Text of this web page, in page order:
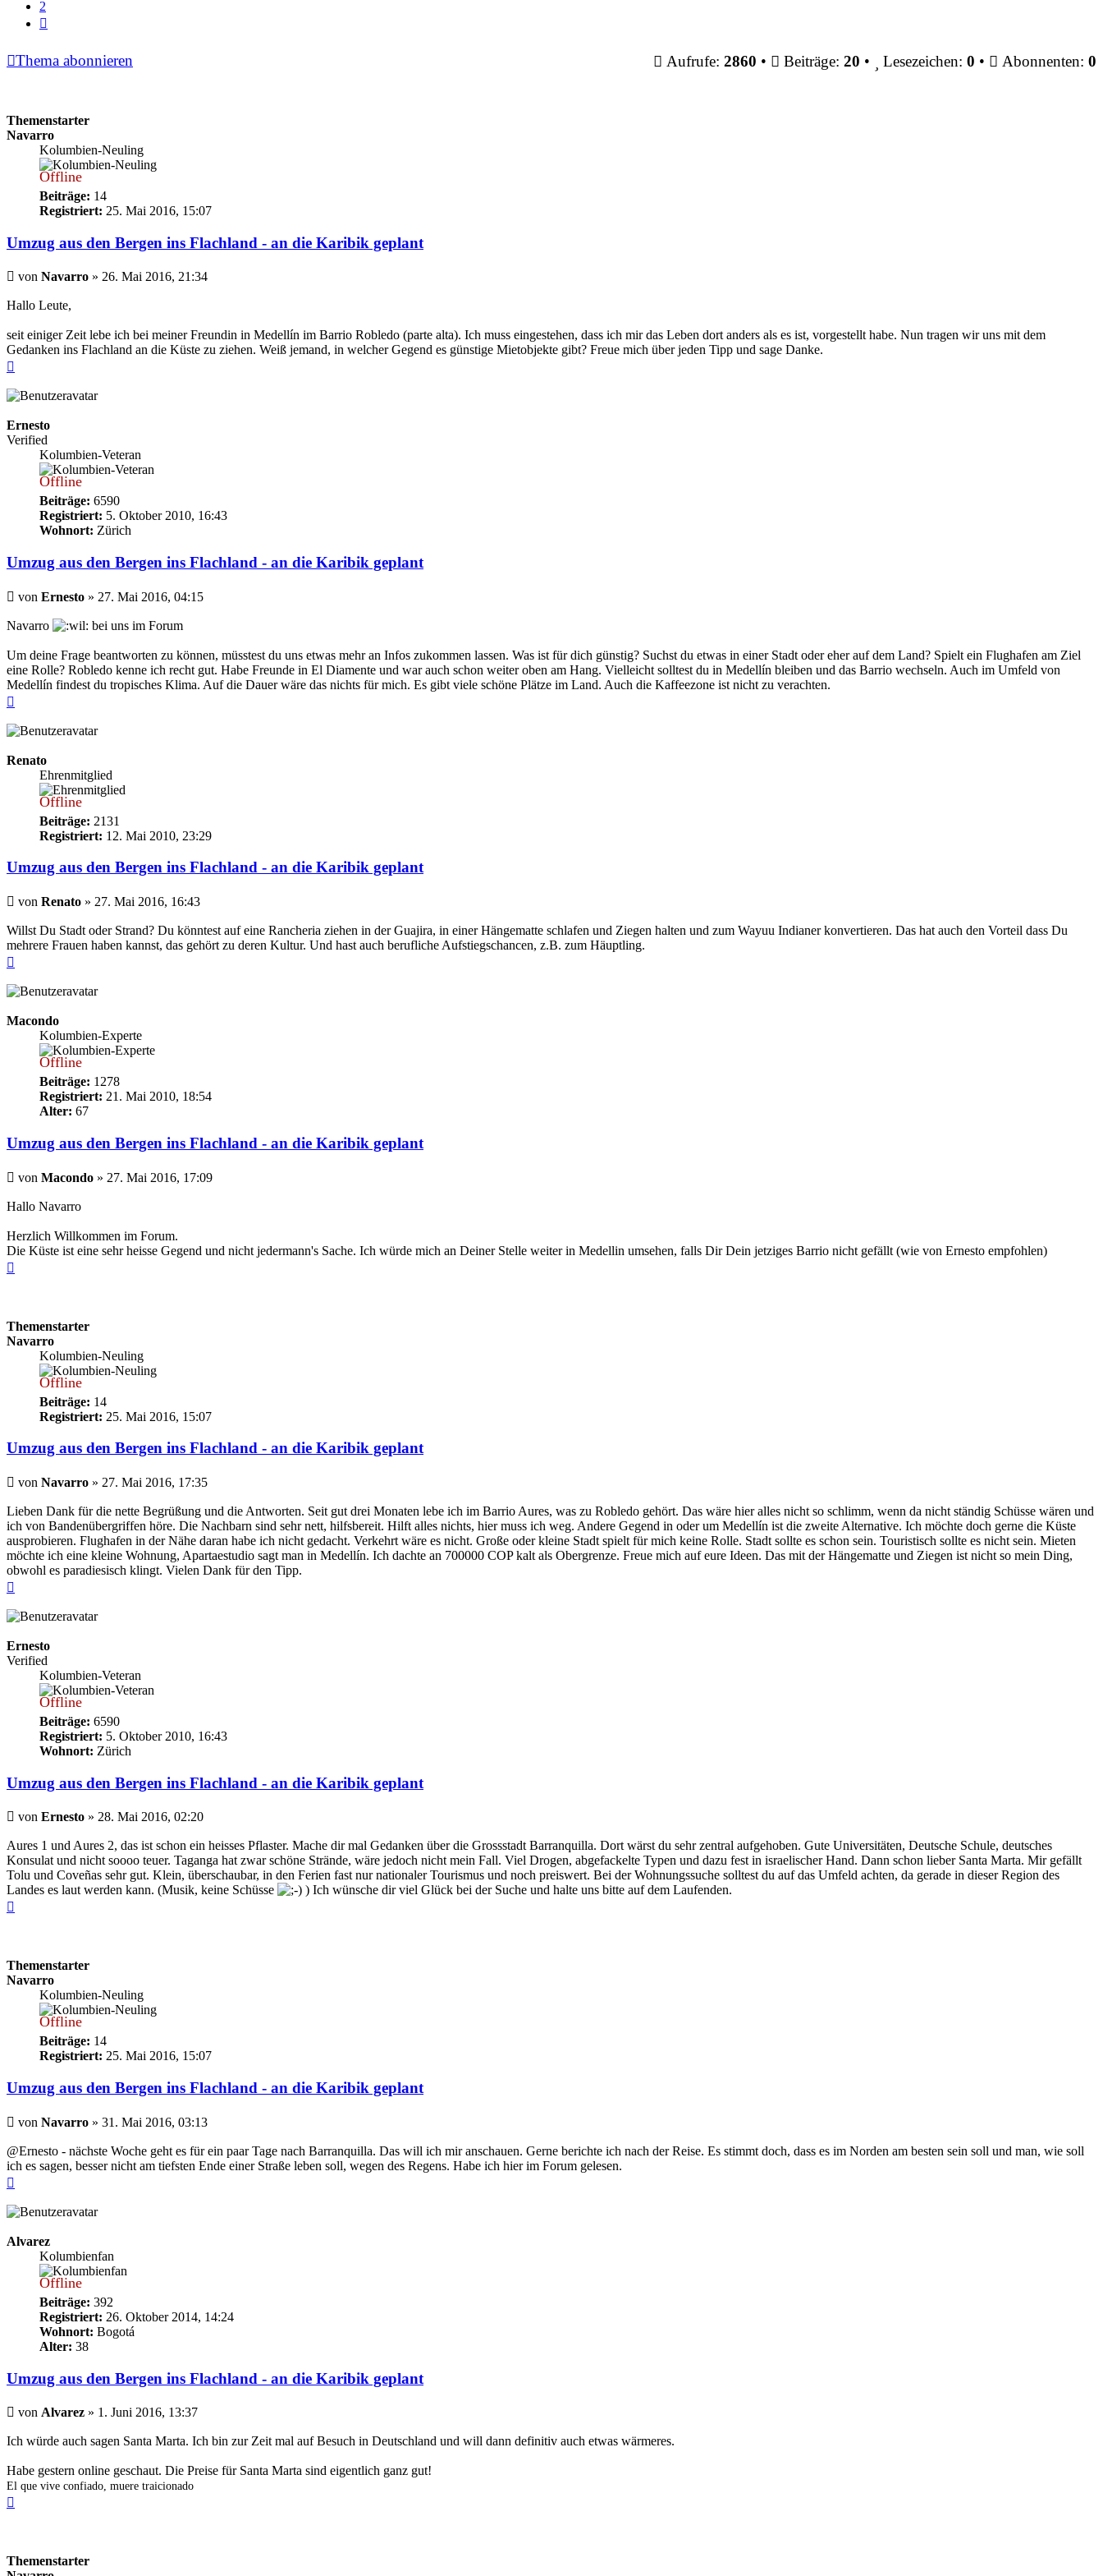
2
Thema abonnieren Aufrufe: 2860 • Beiträge: 20 • Lesezeichen: 0 • Abonnenten: 0
Themenstarter
Navarro
Kolumbien-Neuling
Offline
Beiträge: 14
Registriert: 25. Mai 2016, 15:07
Umzug aus den Bergen ins Flachland - an die Karibik geplant
Beitrag
von Navarro » 26. Mai 2016, 21:34
Hallo Leute,
seit einiger Zeit lebe ich bei meiner Freundin in Medellín im Barrio Robledo (parte alta). Ich muss eingestehen, dass ich mir das Leben dort anders als es ist, vorgestellt habe. Nun tragen wir uns mit dem
Gedanken ins Flachland an die Küste zu ziehen. Weiß jemand, in welcher Gegend es günstige Mietobjekte gibt? Freue mich über jeden Tipp und sage Danke.
Ernesto
Verified
Kolumbien-Veteran
Offline
Beiträge: 6590
Registriert: 5. Oktober 2010, 16:43
Wohnort: Zürich
Umzug aus den Bergen ins Flachland - an die Karibik geplant
Beitrag
von Ernesto » 27. Mai 2016, 04:15
Navarro bei uns im Forum
Um deine Frage beantworten zu können, müsstest du uns etwas mehr an Infos zukommen lassen. Was ist für dich günstig? Suchst du etwas in einer Stadt oder eher auf dem Land? Spielt ein Flughafen am Ziel
eine Rolle? Robledo kenne ich recht gut. Habe Freunde in El Diamente und war auch schon weiter oben am Hang. Vielleicht solltest du in Medellín bleiben und das Barrio wechseln. Auch im Umfeld von
Medellín findest du tropisches Klima. Auf die Dauer wäre das nichts für mich. Es gibt viele schöne Plätze im Land. Auch die Kaffeezone ist nicht zu verachten.
Renato
Ehrenmitglied
Offline
Beiträge: 2131
Registriert: 12. Mai 2010, 23:29
Umzug aus den Bergen ins Flachland - an die Karibik geplant
Beitrag
von Renato » 27. Mai 2016, 16:43
Willst Du Stadt oder Strand? Du könntest auf eine Rancheria ziehen in der Guajira, in einer Hängematte schlafen und Ziegen halten und zum Wayuu Indianer konvertieren. Das hat auch den Vorteil dass Du
mehrere Frauen haben kannst, das gehört zu deren Kultur. Und hast auch berufliche Aufstiegschancen, z.B. zum Häuptling.
Macondo
Kolumbien-Experte
Offline
Beiträge: 1278
Registriert: 21. Mai 2010, 18:54
Alter: 67
Umzug aus den Bergen ins Flachland - an die Karibik geplant
Beitrag
von Macondo » 27. Mai 2016, 17:09
Hallo Navarro
Herzlich Willkommen im Forum.
Die Küste ist eine sehr heisse Gegend und nicht jedermann's Sache. Ich würde mich an Deiner Stelle weiter in Medellin umsehen, falls Dir Dein jetziges Barrio nicht gefällt (wie von Ernesto empfohlen)
Themenstarter
Navarro
Kolumbien-Neuling
Offline
Beiträge: 14
Registriert: 25. Mai 2016, 15:07
Umzug aus den Bergen ins Flachland - an die Karibik geplant
Beitrag
von Navarro » 27. Mai 2016, 17:35
Lieben Dank für die nette Begrüßung und die Antworten. Seit gut drei Monaten lebe ich im Barrio Aures, was zu Robledo gehört. Das wäre hier alles nicht so schlimm, wenn da nicht ständig Schüsse wären und
ich von Bandenübergriffen höre. Die Nachbarn sind sehr nett, hilfsbereit. Hilft alles nichts, hier muss ich weg. Andere Gegend in oder um Medellín ist die zweite Alternative. Ich möchte doch gerne die Küste
ausprobieren. Flughafen in der Nähe daran habe ich nicht gedacht. Verkehrt wäre es nicht. Große oder kleine Stadt spielt für mich keine Rolle. Stadt sollte es schon sein. Touristisch sollte es nicht sein. Mieten
möchte ich eine kleine Wohnung, Apartaestudio sagt man in Medellín. Ich dachte an 700000 COP kalt als Obergrenze. Freue mich auf eure Ideen. Das mit der Hängematte und Ziegen ist nicht so mein Ding,
obwohl es paradiesisch klingt. Vielen Dank für den Tipp.
Ernesto
Verified
Kolumbien-Veteran
Offline
Beiträge: 6590
Registriert: 5. Oktober 2010, 16:43
Wohnort: Zürich
Umzug aus den Bergen ins Flachland - an die Karibik geplant
Beitrag
von Ernesto » 28. Mai 2016, 02:20
Aures 1 und Aures 2, das ist schon ein heisses Pflaster. Mache dir mal Gedanken über die Grossstadt Barranquilla. Dort wärst du sehr zentral aufgehoben. Gute Universitäten, Deutsche Schule, deutsches
Konsulat und nicht soooo teuer. Taganga hat zwar schöne Strände, wäre jedoch nicht mein Fall. Viel Drogen, abgefackelte Typen und dazu fest in israelischer Hand. Dann schon lieber Santa Marta. Mir gefällt
Tolu und Coveñas sehr gut. Klein, überschaubar, in den Ferien fast nur nationaler Tourismus und noch preiswert. Bei der Wohnungssuche solltest du auf das Umfeld achten, da gerade in dieser Region des
Landes es laut werden kann. (Musik, keine Schüsse
) Ich wünsche dir viel Glück bei der Suche und halte uns bitte auf dem Laufenden.
Themenstarter
Navarro
Kolumbien-Neuling
Offline
Beiträge: 14
Registriert: 25. Mai 2016, 15:07
Umzug aus den Bergen ins Flachland - an die Karibik geplant
Beitrag
von Navarro » 31. Mai 2016, 03:13
@Ernesto - nächste Woche geht es für ein paar Tage nach Barranquilla. Das will ich mir anschauen. Gerne berichte ich nach der Reise. Es stimmt doch, dass es im Norden am besten sein soll und man, wie soll
ich es sagen, besser nicht am tiefsten Ende einer Straße leben soll, wegen des Regens. Habe ich hier im Forum gelesen.
Alvarez
Kolumbienfan
Offline
Beiträge: 392
Registriert: 26. Oktober 2014, 14:24
Wohnort: Bogotá
Alter: 38
Umzug aus den Bergen ins Flachland - an die Karibik geplant
Beitrag
von Alvarez » 1. Juni 2016, 13:37
Ich würde auch sagen Santa Marta. Ich bin zur Zeit mal auf Besuch in Deutschland und will dann definitiv auch etwas wärmeres.
Habe gestern online geschaut. Die Preise für Santa Marta sind eigentlich ganz gut!
El que vive confiado, muere traicionado
Themenstarter